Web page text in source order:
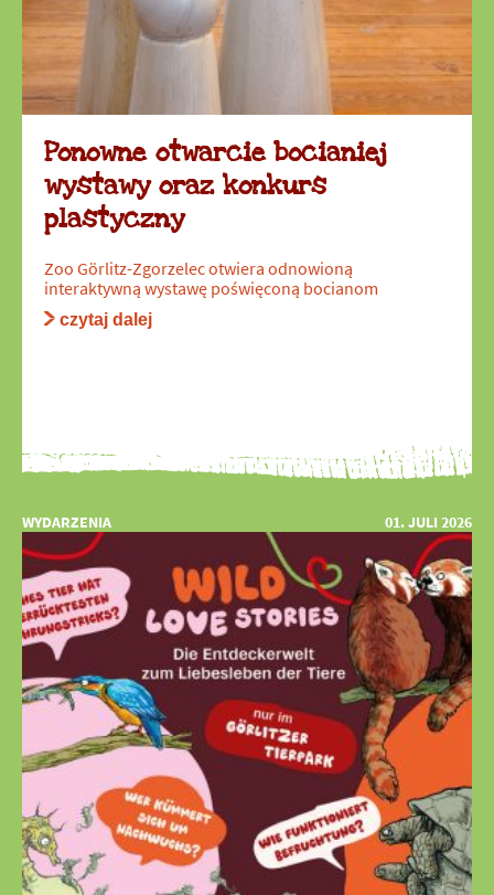
Ponowne otwarcie bocianiej
wystawy oraz konkurs
plastyczny
Zoo Görlitz-Zgorzelec otwiera odnowioną
interaktywną wystawę poświęconą bocianom
czytaj dalej
WYDARZENIA 01. JULI 2026